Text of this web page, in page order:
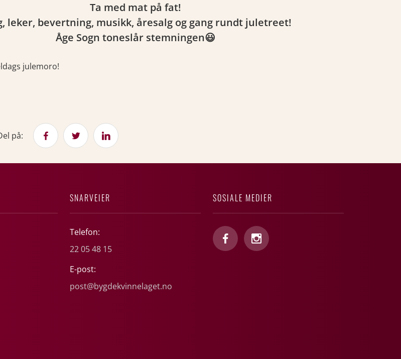
Ta med mat på fat!
leker, bevertning, musikk, åresalg og gang rundt juletreet!
Åge Sogn toneslår stemningen😃
julemoro!
på:
SNARVEIER
Telefon:
22 05 48 15
E-post:
post@bygdekvinnelaget.no
SOSIALE MEDIER